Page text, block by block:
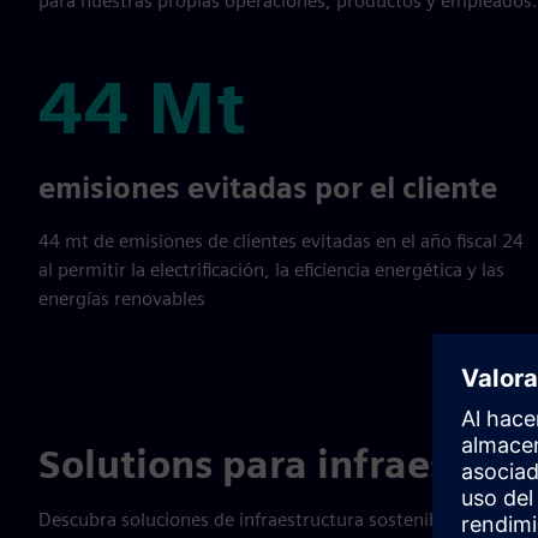
44 Mt
44 Mt
emisiones evitadas por el cliente
44 mt de emisiones de clientes evitadas en el año fiscal 24
al permitir la electrificación, la eficiencia energética y las
energías renovables
Solutions para
Descubra soluciones de infraestructura sostenibles y